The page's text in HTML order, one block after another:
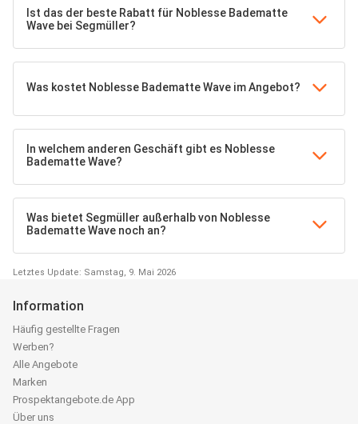
Ist das der beste Rabatt für Noblesse Badematte
Wave bei Segmüller?
Was kostet Noblesse Badematte Wave im Angebot?
In welchem anderen Geschäft gibt es Noblesse
Badematte Wave?
Was bietet Segmüller außerhalb von Noblesse
Badematte Wave noch an?
Letztes Update: Samstag, 9. Mai 2026
Information
Häufig gestellte Fragen
Werben?
Alle Angebote
Marken
Prospektangebote.de App
Über uns